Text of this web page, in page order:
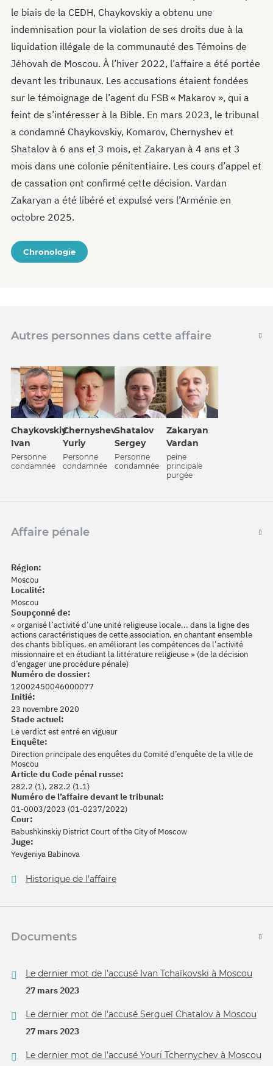
le biais de la CEDH, Chaykovskiy a obtenu une
indemnisation pour la violation de ses droits due à la
liquidation illégale de la communauté des Témoins de
Jéhovah de Moscou. À l’hiver 2022, l’affaire a été portée
devant les tribunaux. Les accusations étaient fondées
sur le témoignage de l’agent du FSB « Makarov », qui a
feint de s’intéresser à la Bible. En mars 2023, le tribunal
a condamné Chaykovskiy, Komarov, Chernyshev et
Shatalov à 6 ans et 3 mois, et Zakaryan à 4 ans et 3
mois dans une colonie pénitentiaire. Les cours d’appel et
de cassation ont confirmé cette décision. Vardan
Zakaryan a été libéré et expulsé vers l’Arménie en
octobre 2025.
Chronologie
Autres personnes dans cette affaire
Chaykovskiy
Ivan
Personne
condamnée
Chernyshev
Yuriy
Personne
condamnée
Shatalov
Sergey
Personne
condamnée
Zakaryan
Vardan
peine
principale
purgée
Affaire pénale
Région:
Moscou
Localité:
Moscou
Soupçonné de:
« organisé l’activité d’une unité religieuse locale... dans la ligne des
actions caractéristiques de cette association, en chantant ensemble
des chants bibliques, en améliorant les compétences de l’activité
missionnaire et en étudiant la littérature religieuse » (de la décision
d’engager une procédure pénale)
Numéro de dossier:
12002450046000077
Initié:
23 novembre 2020
Stade actuel:
Le verdict est entré en vigueur
Enquête:
Direction principale des enquêtes du Comité d’enquête de la ville de
Moscou
Article du Code pénal russe:
282.2 (1), 282.2 (1.1)
Numéro de l’affaire devant le tribunal:
01-0003/2023 (01-0237/2022)
Cour:
Babushkinskiy District Court of the City of Moscow
Juge:
Yevgeniya Babinova
Historique de l’affaire
Documents
Le dernier mot de l’accusé Ivan Tchaïkovski à Moscou
27 mars 2023
Le dernier mot de l’accusé Sergueï Chatalov à Moscou
27 mars 2023
Le dernier mot de l’accusé Youri Tchernychev à Moscou